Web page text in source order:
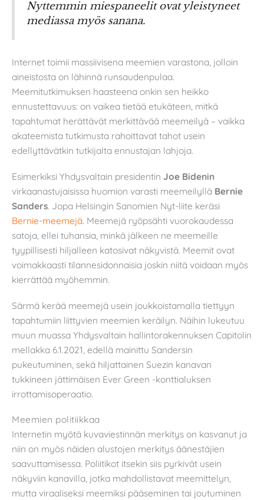
Nyttemmin miespaneelit ovat yleistyneet
mediassa myös sanana.
Internet toimii massiivisena meemien varastona, jolloin
aineistosta on lähinnä runsaudenpulaa.
Meemitutkimuksen haasteena onkin sen heikko
ennustettavuus: on vaikea tietää etukäteen, mitkä
tapahtumat herättävät merkittävää meemeilyä – vaikka
akateemista tutkimusta rahoittavat tahot usein
edellyttävätkin tutkijalta ennustajan lahjoja.
Esimerkiksi Yhdysvaltain presidentin Joe Bidenin
virkaanastujaisissa huomion varasti meemeilyllä Bernie
Sanders. Jopa Helsingin Sanomien Nyt-liite keräsi
Bernie-meemejä. Meemejä ryöpsähti vuorokaudessa
satoja, ellei tuhansia, minkä jälkeen ne meemeille
tyypillisesti hiljalleen katosivat näkyvistä. Meemit ovat
voimakkaasti tilannesidonnaisia joskin niitä voidaan myös
kierrättää myöhemmin.
Särmä kerää meemejä usein joukkoistamalla tiettyyn
tapahtumiin liittyvien meemien keräilyn. Näihin lukeutuu
muun muassa Yhdysvaltain hallintorakennuksen Capitolin
mellakka 6.1.2021, edellä mainittu Sandersin
pukeutuminen, sekä hiljattainen Suezin kanavan
tukkineen jättimäisen Ever Green -konttialuksen
irrottamisoperaatio.
Meemien politiikkaa
Internetin myötä kuvaviestinnän merkitys on kasvanut ja
niin on myös näiden alustojen merkitys äänestäjien
saavuttamisessa. Poliitikot itsekin siis pyrkivät usein
näkyviin kanavilla, jotka mahdollistavat meemittelyn,
mutta viraaliseksi meemiksi pääseminen tai joutuminen